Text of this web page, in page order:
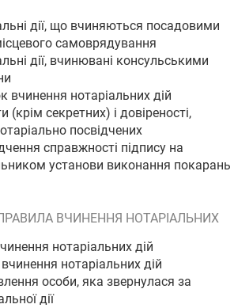
дії, що вчиняються посадовими
самоврядування
дії, вчинювані консульськими
вчинення нотаріальних дій
(крім секретних) і довіреності,
посвідчених
справжності підпису на
установи виконання покарань
ВЧИНЕННЯ НОТАРІАЛЬНИХ
нотаріальних дій
нотаріальних дій
особи, яка звернулася за
дії